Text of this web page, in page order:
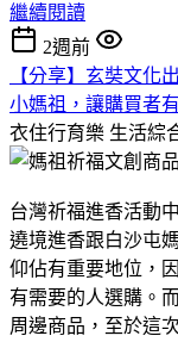
繼續閱讀
2週前
【分享】玄奘文化
小媽祖，讓購買者
衣住行育樂 生活綜
台灣祈福進香活動
遶境進香跟白沙屯
仰佔有重要地位，
有需要的人選購。
周邊商品，至於這